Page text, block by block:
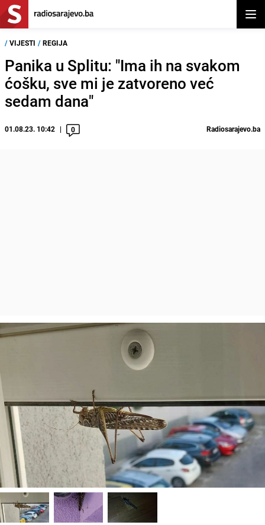
/ VIJESTI / REGIJA
Panika u Splitu: "Ima ih na svakom
ćošku, sve mi je zatvoreno već
sedam dana"
01.08.23. 10:42 0 Radiosarajevo.ba